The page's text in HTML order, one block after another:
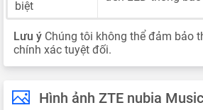
biệt
Lưu ý Chúng tôi không thể đảm bảo
chính xác tuyệt đối.
Hình ảnh ZTE nubia